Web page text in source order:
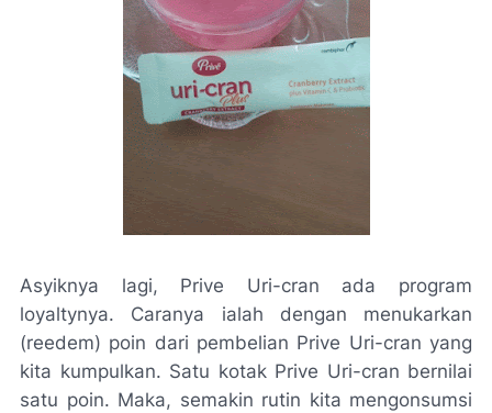
Asyiknya lagi, Prive Uri-cran ada program
loyaltynya. Caranya ialah dengan menukarkan
(reedem) poin dari pembelian Prive Uri-cran yang
kita kumpulkan. Satu kotak Prive Uri-cran bernilai
satu poin. Maka, semakin rutin kita mengonsumsi